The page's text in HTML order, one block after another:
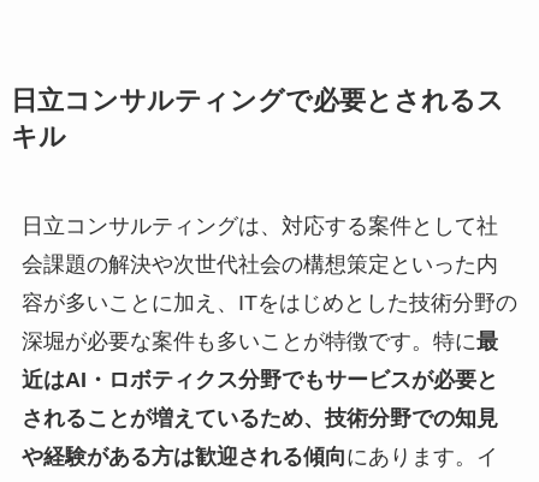
日立コンサルティングで必要とされるス
キル
日立コンサルティングは、対応する案件として社
会課題の解決や次世代社会の構想策定といった内
容が多いことに加え、ITをはじめとした技術分野の
深堀が必要な案件も多いことが特徴です。特に最
近はAI・ロボティクス分野でもサービスが必要と
されることが増えているため、技術分野での知見
や経験がある方は歓迎される傾向にあります。イ